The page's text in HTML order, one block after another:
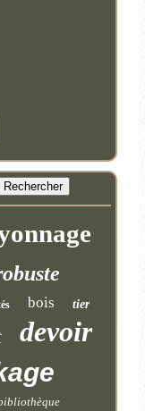
bois tier
devoir